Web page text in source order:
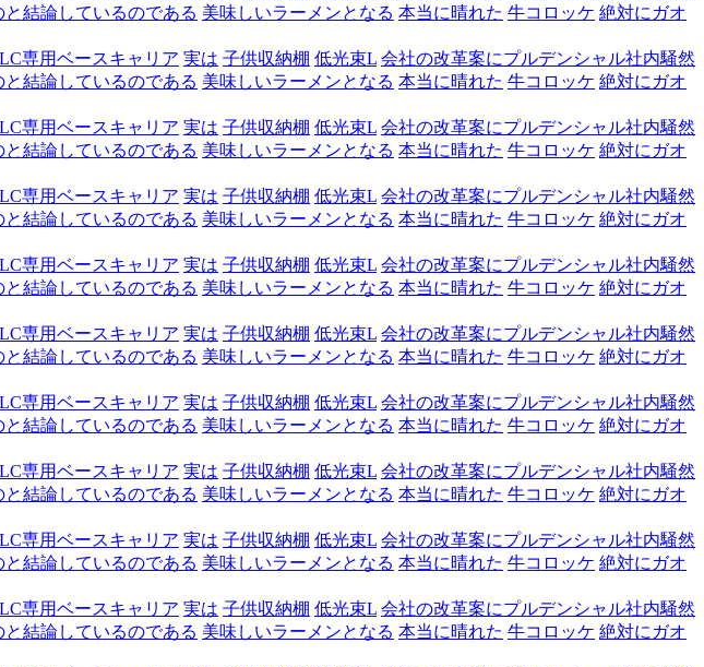
結論しているのである 美味しいラーメンとなる 本当に晴れた 牛コロッケ 絶対にガオ
専用ベースキャリア 実は 子供収納棚 低光束L 会社の改革案にプルデンシャル社内騒然
結論しているのである 美味しいラーメンとなる 本当に晴れた 牛コロッケ 絶対にガオ
専用ベースキャリア 実は 子供収納棚 低光束L 会社の改革案にプルデンシャル社内騒然
結論しているのである 美味しいラーメンとなる 本当に晴れた 牛コロッケ 絶対にガオ
専用ベースキャリア 実は 子供収納棚 低光束L 会社の改革案にプルデンシャル社内騒然
結論しているのである 美味しいラーメンとなる 本当に晴れた 牛コロッケ 絶対にガオ
専用ベースキャリア 実は 子供収納棚 低光束L 会社の改革案にプルデンシャル社内騒然
結論しているのである 美味しいラーメンとなる 本当に晴れた 牛コロッケ 絶対にガオ
専用ベースキャリア 実は 子供収納棚 低光束L 会社の改革案にプルデンシャル社内騒然
結論しているのである 美味しいラーメンとなる 本当に晴れた 牛コロッケ 絶対にガオ
専用ベースキャリア 実は 子供収納棚 低光束L 会社の改革案にプルデンシャル社内騒然
結論しているのである 美味しいラーメンとなる 本当に晴れた 牛コロッケ 絶対にガオ
専用ベースキャリア 実は 子供収納棚 低光束L 会社の改革案にプルデンシャル社内騒然
結論しているのである 美味しいラーメンとなる 本当に晴れた 牛コロッケ 絶対にガオ
専用ベースキャリア 実は 子供収納棚 低光束L 会社の改革案にプルデンシャル社内騒然
結論しているのである 美味しいラーメンとなる 本当に晴れた 牛コロッケ 絶対にガオ
専用ベースキャリア 実は 子供収納棚 低光束L 会社の改革案にプルデンシャル社内騒然
結論しているのである 美味しいラーメンとなる 本当に晴れた 牛コロッケ 絶対にガオ